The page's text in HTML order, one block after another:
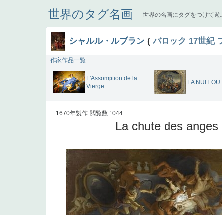
世界のタグ名画 世界の名画にタグをつけて遊
シャルル・ルブラン (バロック 17世紀
作家作品一覧
L'Assomption de la
Vierge
LA NUIT
1670年製作 閲覧数:1044
La chute des